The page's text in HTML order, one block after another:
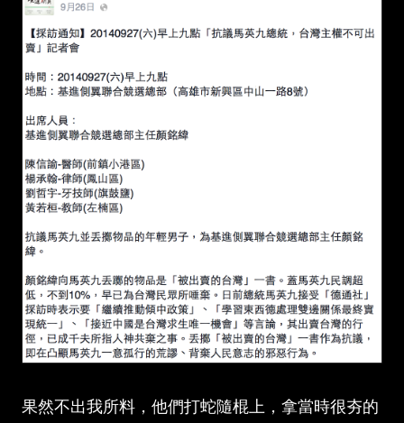
果然不出我所料，他們打蛇隨棍上，拿當時很夯的